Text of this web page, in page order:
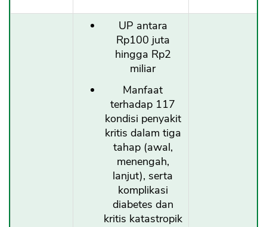
UP antara
Rp100 juta
hingga Rp2
miliar
Manfaat
terhadap 117
kondisi penyakit
kritis dalam tiga
tahap (awal,
menengah,
lanjut), serta
komplikasi
diabetes dan
kritis katastropik